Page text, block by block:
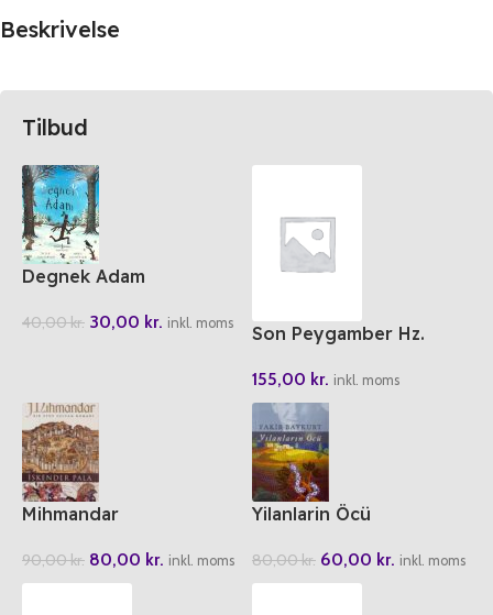
Beskrivelse
Tilbud
Degnek Adam
40,00kr. 30,00 kr. inkl. moms
Son Peygamber Hz.
Nebi (Osmanlica-Türkce)
155,00 kr. inkl. moms
Mihmandar
90,00kr. 80,00 kr. inkl. moms
Yilanlarin Öcü
80,00kr. 60,00 kr. inkl. moms